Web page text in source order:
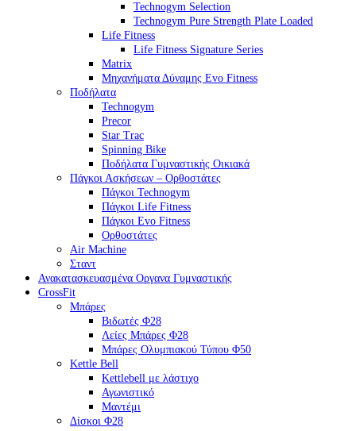
Technogym Selection
Technogym Pure Strength Plate Loaded
Life Fitness
Life Fitness Signature Series
Matrix
Μηχανήματα Δύναμης Evo Fitness
Ποδήλατα
Technogym
Precor
Star Trac
Spinning Bike
Ποδήλατα Γυμναστικής Οικιακά
Πάγκοι Ασκήσεων – Ορθοστάτες
Πάγκοι Technogym
Πάγκοι Life Fitness
Πάγκοι Evo Fitness
Ορθοστάτες
Air Machine
Σταντ
Ανακατασκευασμένα Οργανα Γυμναστικής
CrossFit
Μπάρες
Βιδωτές Φ28
Λείες Μπάρες Φ28
Μπάρες Ολυμπιακού Τύπου Φ50
Kettle Bell
Kettlebell με λάστιχο
Αγωνιστικό
Μαντέμι
Δίσκοι Φ28